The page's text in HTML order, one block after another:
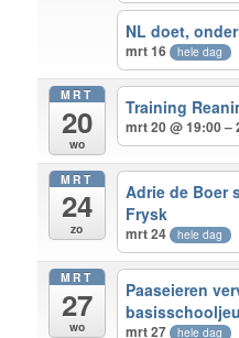
NL doet,
mrt 16 hele dag
MRT
20
wo
Training
mrt 20 @ 19:00 –
MRT
24
zo
Adrie de Boer
Frysk
mrt 24 hele dag
MRT
27
wo
Paaseieren
mrt 27 hele dag